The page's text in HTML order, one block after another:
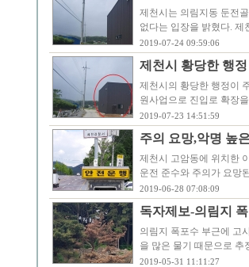
제천시는 의림지동 둔전
없다는 입장을 밝혔다.
2019-07-24 09:59:06
제천시 황당한 행
제천시의 황당한 행정이
원사업으로 진입로 확장
2019-07-23 14:51:59
주의 요망,악명 높
제천시 고암동에 위치한
운전 준수와 주의가 요망
2019-06-28 07:08:09
독자제보-의림지
의림지 폭포수 부근에 고
을 많은 물기 때문으로
2019-05-31 11:11:27